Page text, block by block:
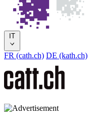
IT
FR (cath.ch) DE (kath.ch)